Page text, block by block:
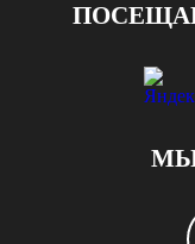
МЫ